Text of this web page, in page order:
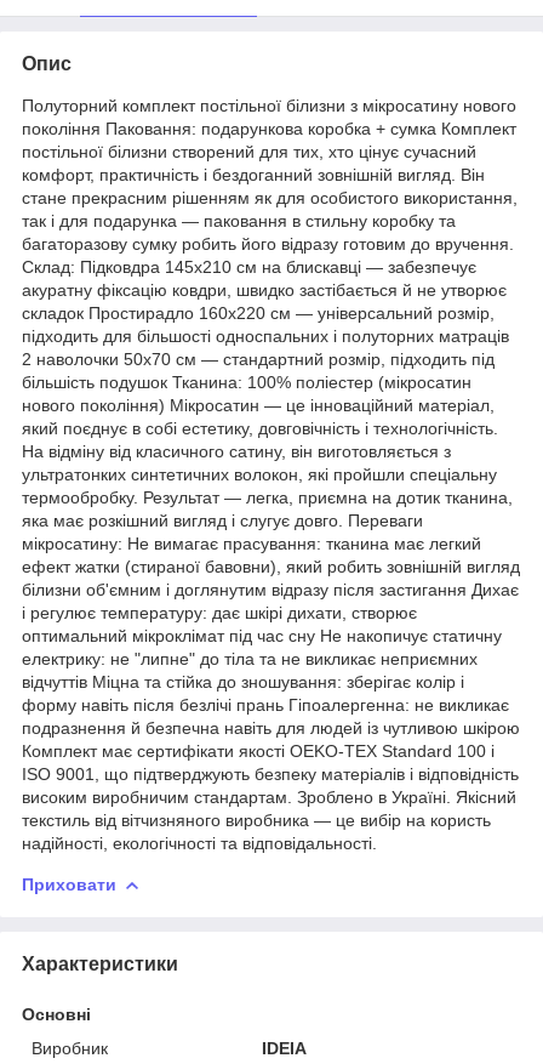
Опис
Полуторний комплект постільної білизни з мікросатину нового
покоління Паковання: подарункова коробка + сумка Комплект
постільної білизни створений для тих, хто цінує сучасний
комфорт, практичність і бездоганний зовнішній вигляд. Він
стане прекрасним рішенням як для особистого використання,
так і для подарунка — паковання в стильну коробку та
багаторазову сумку робить його відразу готовим до вручення.
Склад: Підковдра 145х210 см на блискавці — забезпечує
акуратну фіксацію ковдри, швидко застібається й не утворює
складок Простирадло 160х220 см — універсальний розмір,
підходить для більшості односпальних і полуторних матраців
2 наволочки 50х70 см — стандартний розмір, підходить під
більшість подушок Тканина: 100% поліестер (мікросатин
нового покоління) Мікросатин — це інноваційний матеріал,
який поєднує в собі естетику, довговічність і технологічність.
На відміну від класичного сатину, він виготовляється з
ультратонких синтетичних волокон, які пройшли спеціальну
термообробку. Результат — легка, приємна на дотик тканина,
яка має розкішний вигляд і слугує довго. Переваги
мікросатину: Не вимагає прасування: тканина має легкий
ефект жатки (стираної бавовни), який робить зовнішній вигляд
білизни об'ємним і доглянутим відразу після застигання Дихає
і регулює температуру: дає шкірі дихати, створює
оптимальний мікроклімат під час сну Не накопичує статичну
електрику: не "липне" до тіла та не викликає неприємних
відчуттів Міцна та стійка до зношування: зберігає колір і
форму навіть після безлічі прань Гіпоалергенна: не викликає
подразнення й безпечна навіть для людей із чутливою шкірою
Комплект має сертифікати якості OEKO-TEX Standard 100 і
ISO 9001, що підтверджують безпеку матеріалів і відповідність
високим виробничим стандартам. Зроблено в Україні. Якісний
текстиль від вітчизняного виробника — це вибір на користь
надійності, екологічності та відповідальності.
Приховати
Характеристики
Основні
Виробник
IDEIA